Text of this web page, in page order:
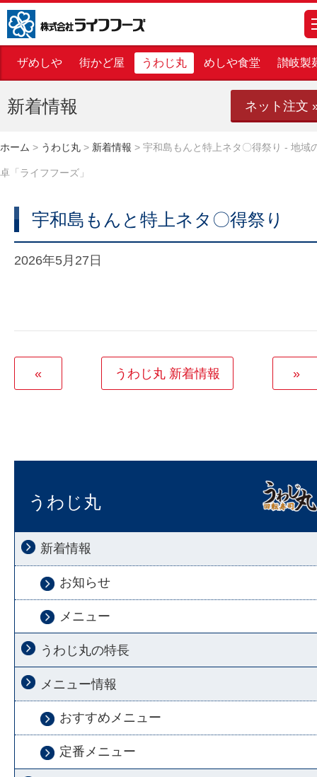
株式会社ライフフーズ
ザめしや 街かど屋 うわじ丸 めしや食堂 讃岐製
新着情報 ネット注文
ホーム > うわじ丸 > 新着情報 > 宇和島もんと特上ネタ〇得祭り - 地域
卓「ライフフーズ」
宇和島もんと特上ネタ〇得祭り
2026年5月27日
« うわじ丸 新着情報 »
うわじ丸
新着情報
お知らせ
メニュー
うわじ丸の特長
メニュー情報
おすすめメニュー
定番メニュー